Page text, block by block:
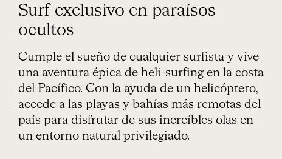
Surf exclusivo en paraísos
ocultos
Cumple el sueño de cualquier surfista y vive
una aventura épica de heli-surfing en la costa
del Pacífico. Con la ayuda de un helicóptero,
accede a las playas y bahías más remotas del
país para disfrutar de sus increíbles olas en
un entorno natural privilegiado.